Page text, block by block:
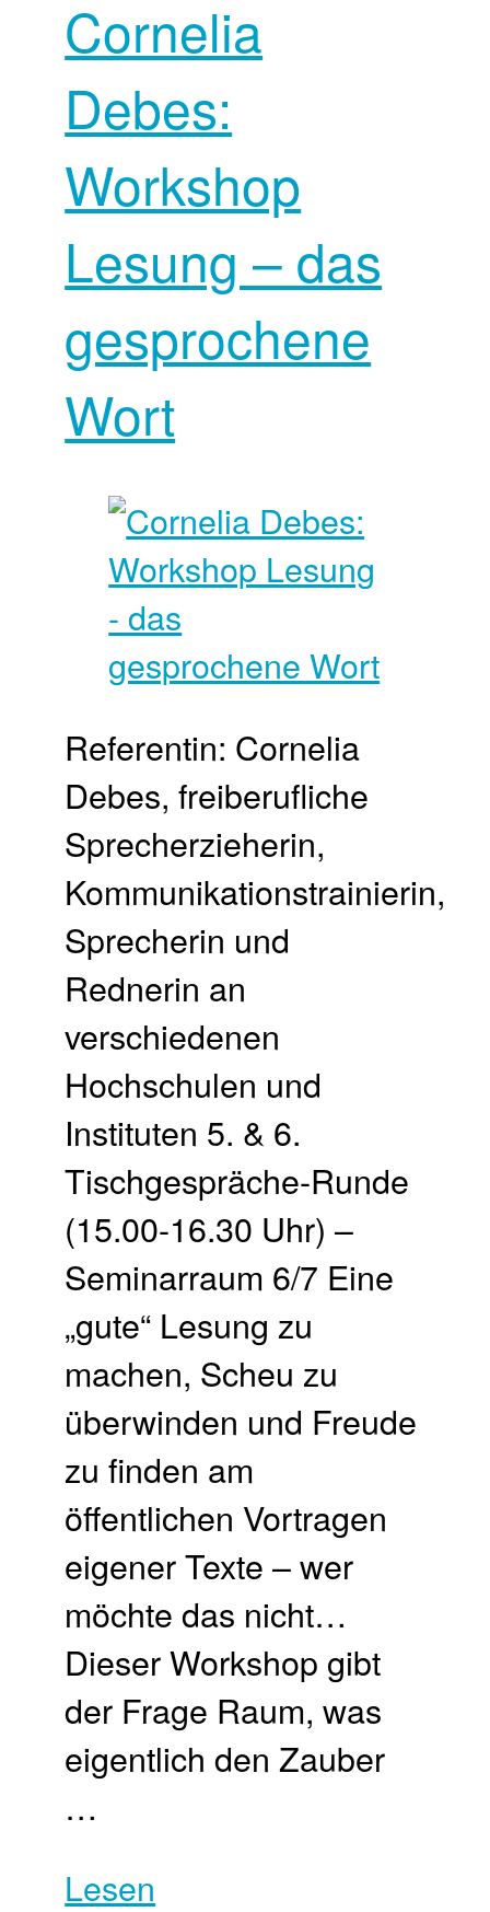
Cornelia
Debes:
Workshop
Lesung – das
gesprochene
Wort
Referentin: Cornelia
Debes, freiberufliche
Sprecherzieherin,
Kommunikationstrainierin,
Sprecherin und
Rednerin an
verschiedenen
Hochschulen und
Instituten 5. & 6.
Tischgespräche-Runde
(15.00-16.30 Uhr) –
Seminarraum 6/7 Eine
„gute“ Lesung zu
machen, Scheu zu
überwinden und Freude
zu finden am
öffentlichen Vortragen
eigener Texte – wer
möchte das nicht…
Dieser Workshop gibt
der Frage Raum, was
eigentlich den Zauber
…
Lesen